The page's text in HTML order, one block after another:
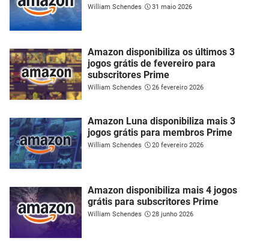
William Schendes 31 maio 2026
Amazon disponibiliza os últimos 3
jogos grátis de fevereiro para
subscritores Prime
William Schendes 26 fevereiro 2026
Amazon Luna disponibiliza mais 3
jogos grátis para membros Prime
William Schendes 20 fevereiro 2026
Amazon disponibiliza mais 4 jogos
grátis para subscritores Prime
William Schendes 28 junho 2026